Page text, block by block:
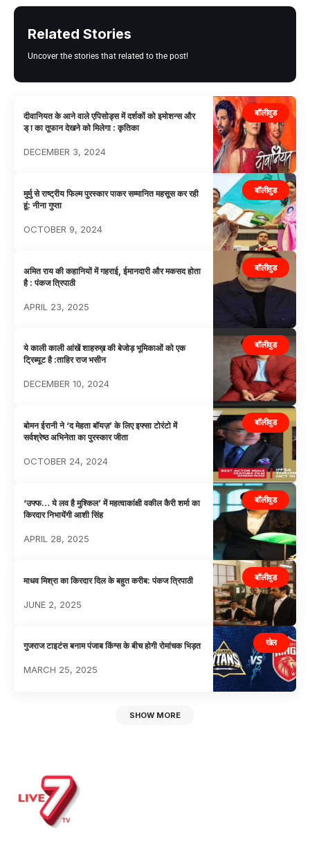
Related Stories
Uncover the stories that related to the post!
बॉलीवुड
दीवानियत के आने वाले एपिसोड्स में दर्शकों को इमोशन्स और
ड् ा का तूफान देखने को मिलेगा : कृतिका
DECEMBER 3, 2024
बॉलीवुड
मुर्मु से राष्ट्रीय फिल्म पुरस्कार पाकर सम्मानित महसूस कर रही
हूं: नीना गुप्ता
OCTOBER 9, 2024
बॉलीवुड
अमित राय की कहानियों में गहराई, ईमानदारी और मकसद होता
है : पंकज त्रिपाठी
APRIL 23, 2025
बॉलीवुड
ये काली काली आंखें शाहरुख़ की बेजोड़ भूमिकाओं को एक
ट्रिब्यूट है :ताहिर राज भसीन
DECEMBER 10, 2024
बॉलीवुड
बोमन ईरानी ने ‘द मेहता बॉयज़’ के लिए इफ्सा टोरंटो में
सर्वश्रेष्ठ अभिनेता का पुरस्कार जीता
OCTOBER 24, 2024
बॉलीवुड
‘उफ्फ… ये लव है मुश्किल’ में महत्वाकांक्षी वकील कैरी शर्मा का
किरदार निभायेंगी आशी सिंह
APRIL 28, 2025
बॉलीवुड
माधव मिश्रा का किरदार दिल के बहुत करीब: पंकज त्रिपाठी
JUNE 2, 2025
खेल
गुजराज टाइटंस बनाम पंजाब किंग्स के बीच होगी रोमांचक भिड़त
MARCH 25, 2025
SHOW MORE